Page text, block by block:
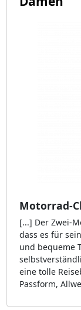
Motorrad-
[...] Der Zwei-
dass es für
und bequeme
eine tolle
Passform,